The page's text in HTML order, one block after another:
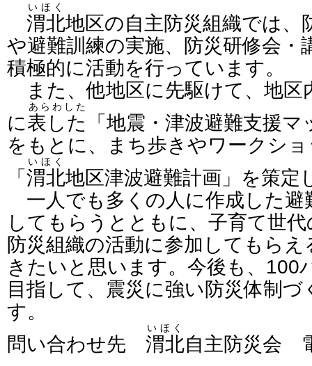
渭北
いほく
地区の自主防災組織では、
や避難訓練の実施、防災研修会・
積極的に活動を行っています。
また、他地区に先駆けて、地区
に表した
あらわした
「地震・津波避難支援
をもとに、まち歩きやワークシ
「 渭北
いほく
地区津波避難計画」を策定
一人でも多くの人に作成した避
してもらうとともに、子育て世
防災組織の活動に参加してもら
きたいと思います。今後も、100
目指して、震災に強い防災体制
す。
問い合わせ先 渭北
いほく
自主防災会